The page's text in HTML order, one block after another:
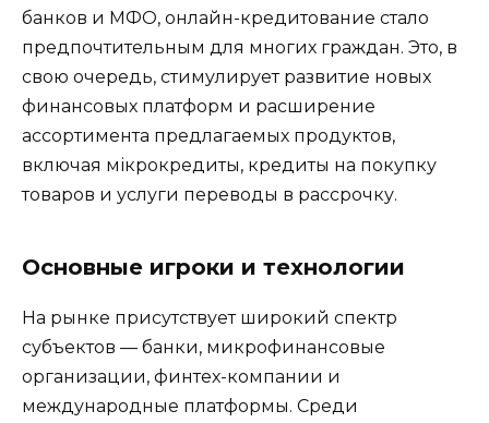
банков и МФО, онлайн-кредитование стало
предпочтительным для многих граждан. Это, в
свою очередь, стимулирует развитие новых
финансовых платформ и расширение
ассортимента предлагаемых продуктов,
включая мікрокредиты, кредиты на покупку
товаров и услуги переводы в рассрочку.
Основные игроки и технологии
На рынке присутствует широкий спектр
субъектов — банки, микрофинансовые
организации, финтех-компании и
международные платформы. Среди